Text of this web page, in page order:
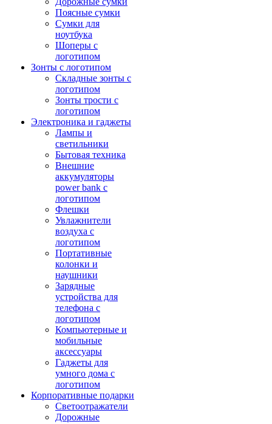
Поясные сумки
Сумки для
ноутбука
Шоперы с
логотипом
Зонты с логотипом
Складные зонты с
логотипом
Зонты трости с
логотипом
Электроника и гаджеты
Лампы и
светильники
Бытовая техника
Внешние
аккумуляторы
power bank с
логотипом
Флешки
Увлажнители
воздуха с
логотипом
Портативные
колонки и
наушники
Зарядные
устройства для
телефона с
логотипом
Компьютерные и
мобильные
аксессуары
Гаджеты для
умного дома с
логотипом
Корпоративные подарки
Светоотражатели
Дорожные